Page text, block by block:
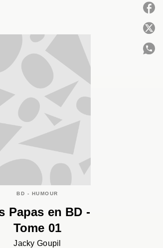
BD - HUMOUR
Papas en BD -
Tome 01
Jacky Goupil